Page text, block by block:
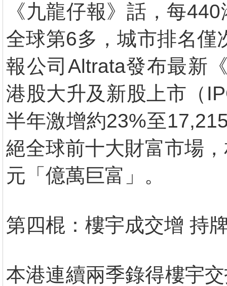
《九龍仔報》話，每
全球第6多，城市排名僅
報公司Altrata發布最新
港股大升及新股上市（
半年激增約23%至
絕全球前十大財富市場
元「億萬巨富」。
第四棍：樓宇成交增 持
本港連續兩季錄得樓宇